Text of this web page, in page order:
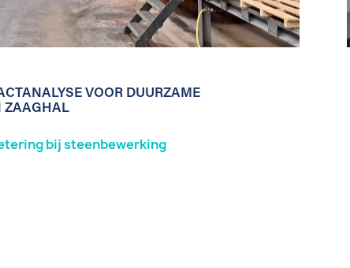
VOOR DUURZAME
ZAAGHAL
bij steenbewerking